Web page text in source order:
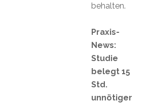
behalten.
Praxis-
News:
Studie
belegt 15
Std.
unnötiger